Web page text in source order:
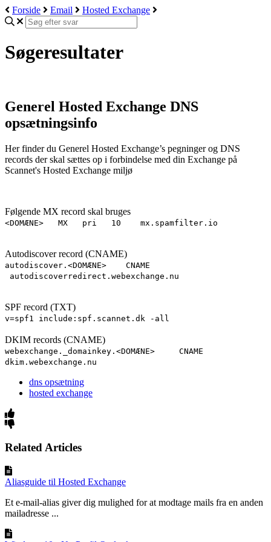
Forside Email Hosted Exchange
Søgeresultater
Generel Hosted Exchange DNS
opsætningsinfo
Her finder du Generel Hosted Exchange’s pegninger og DNS
records der skal sættes op i forbindelse med din Exchange på
Scannet's Hosted Exchange miljø
Følgende MX record skal bruges
<DOMÆNE> MX pri 10 mx.spamfilter.io
Autodiscover record (CNAME)
autodiscover.<DOMÆNE> CNAME
autodiscoverredirect.webexchange.nu
SPF record (TXT)
v=spf1 include:spf.scannet.dk -all
DKIM records (CNAME)
webexchange._domainkey.<DOMÆNE> CNAME
dkim.webexchange.nu
dns opsætning
hosted exchange
Related Articles
Aliasguide til Hosted Exchange
Et e-mail-alias giver dig mulighed for at modtage mails fra en anden
mailadresse ...